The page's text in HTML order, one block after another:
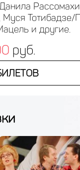
Муся Тотибадзе/
и другие.
руб.